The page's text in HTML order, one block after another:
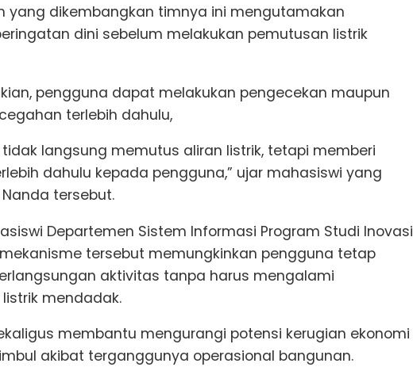
yang dikembangkan timnya ini mengutamakan
dini sebelum melakukan pemutusan listrik
pengguna dapat melakukan pengecekan maupun
terlebih dahulu,
tidak langsung memutus aliran listrik, tetapi memberi
dahulu kepada pengguna,” ujar mahasiswi yang
tersebut.
Departemen Sistem Informasi Program Studi Inovasi
mekanisme tersebut memungkinkan pengguna tetap
aktivitas tanpa harus mengalami
mendadak.
membantu mengurangi potensi kerugian ekonomi
akibat terganggunya operasional bangunan.